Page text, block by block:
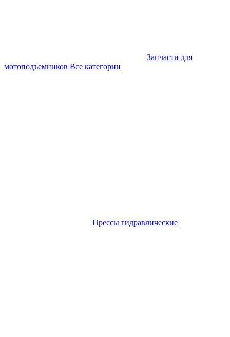
Запчасти для
мотоподъемников Все категории
Прессы гидравлические